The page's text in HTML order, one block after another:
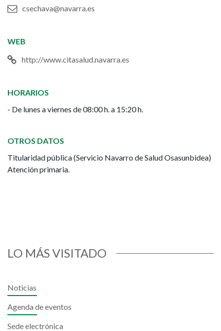
csechava@navarra.es
WEB
http://www.citasalud.navarra.es
HORARIOS
- De lunes a viernes de 08:00 h. a 15:20 h.
OTROS DATOS
Titularidad pública (Servicio Navarro de Salud Osasunbidea)
Atención primaria.
LO MÁS VISITADO
Noticias
Agenda de eventos
Sede electrónica